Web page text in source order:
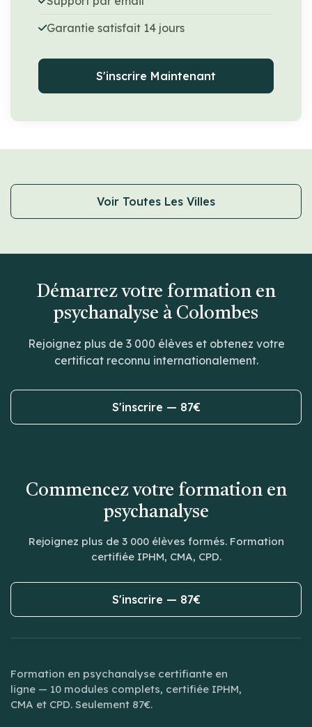
Garantie satisfait 14 jours
S'inscrire Maintenant
Voir Toutes Les Villes
Démarrez votre formation en
psychanalyse à Colombes
Rejoignez plus de 3 000 élèves et obtenez votre
certificat reconnu internationalement.
S'inscrire — 87€
Commencez votre formation en
psychanalyse
Rejoignez plus de 3 000 élèves formés. Formation
certifiée IPHM, CMA, CPD.
S'inscrire — 87€
Formation en psychanalyse certifiante en
ligne — 10 modules complets, certifiée IPHM,
CMA et CPD. Seulement 87€.